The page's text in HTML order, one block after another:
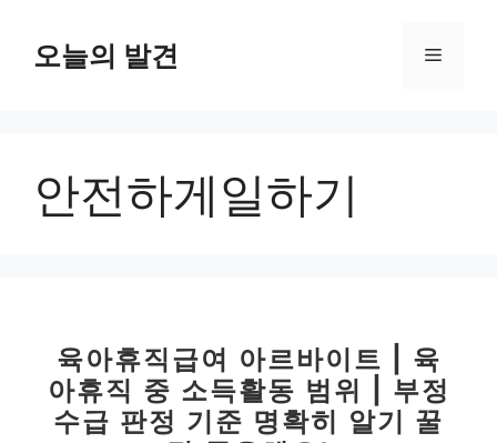
오늘의 발견 메
안전하게일하기
육아휴직급여 아르바이트 | 육
아휴직 중 소득활동 범위 | 부정
수급 판정 기준 명확히 알기 꿀